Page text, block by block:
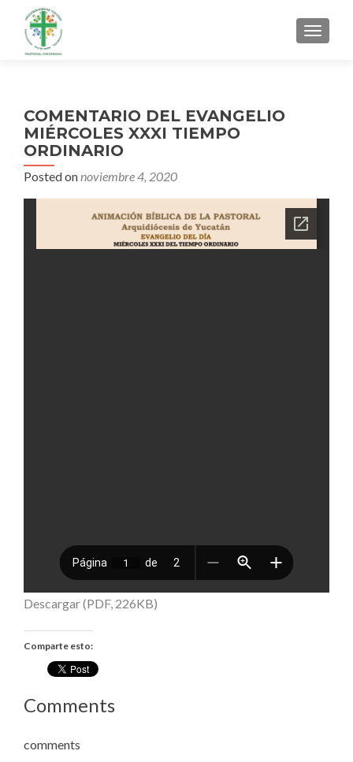
MENU
COMENTARIO DEL EVANGELIO
MIÉRCOLES XXXI TIEMPO
ORDINARIO
Posted onnoviembre 4, 2020
Descargar (PDF, 226KB)
Comparte esto:
Comments
comments